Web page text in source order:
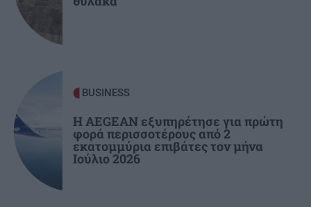
τίμησε τον Πολιούχο του!
BUSINESS
Η AEGEAN εξυπηρέτησε για πρώτη
φορά περισσοτέρους από 2
εκατομμύρια επιβάτες τον μήνα
Ιούλιο 2026